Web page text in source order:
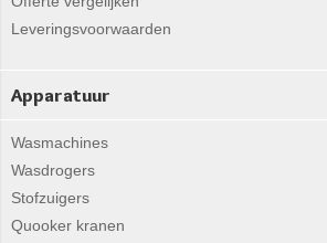
Leveringsvoorwaarden
Apparatuur
Wasmachines
Wasdrogers
Stofzuigers
Quooker kranen